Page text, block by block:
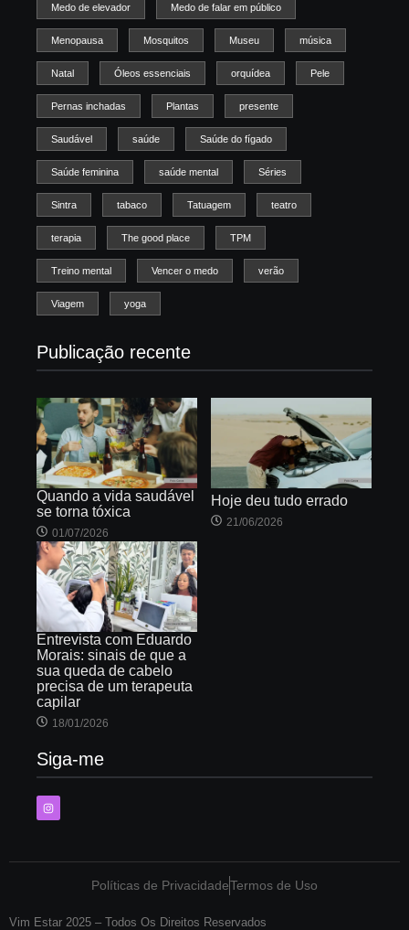
Medo de elevador Medo de falar em público
Menopausa Mosquitos Museu música
Natal Óleos essenciais orquídea Pele
Pernas inchadas Plantas presente
Saudável saúde Saúde do fígado
Saúde feminina saúde mental Séries
Sintra tabaco Tatuagem teatro
terapia The good place TPM
Treino mental Vencer o medo verão
Viagem yoga
Publicação recente
Quando a vida saudável
se torna tóxica
01/07/2026
Hoje deu tudo errado
21/06/2026
Entrevista com Eduardo
Morais: sinais de que a
sua queda de cabelo
precisa de um terapeuta
capilar
18/01/2026
Siga-me
Políticas de PrivacidadeTermos de Uso
Vim Estar 2025 – Todos Os Direitos Reservados